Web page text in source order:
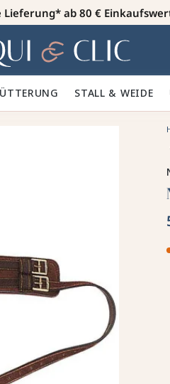
Lieferung* ab 80 €
Heim
🥕 STALL & WEIDE 🍃